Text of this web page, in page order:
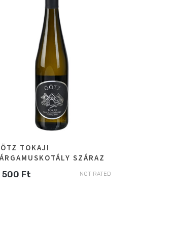
TOKAJI
SZÁRAZ
NOT RATED
500 Ft